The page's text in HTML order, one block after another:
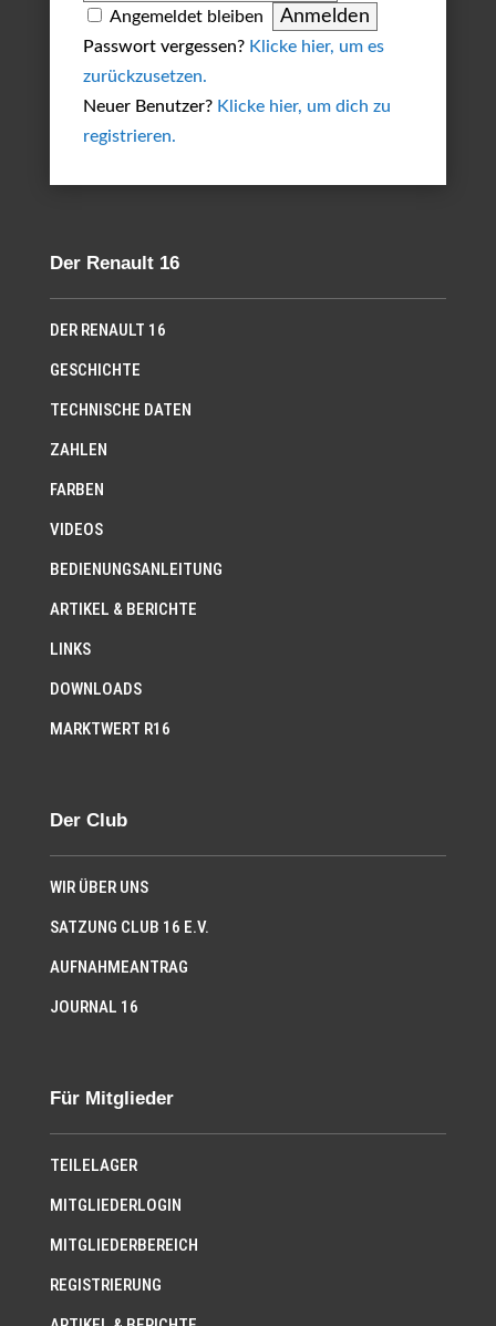
Angemeldet bleiben
Passwort vergessen? Klicke hier, um es
zurückzusetzen.
Neuer Benutzer? Klicke hier, um dich zu
registrieren.
Der Renault 16
DER RENAULT 16
GESCHICHTE
TECHNISCHE DATEN
ZAHLEN
FARBEN
VIDEOS
BEDIENUNGSANLEITUNG
ARTIKEL & BERICHTE
LINKS
DOWNLOADS
MARKTWERT R16
Der Club
WIR ÜBER UNS
SATZUNG CLUB 16 E.V.
AUFNAHMEANTRAG
JOURNAL 16
Für Mitglieder
TEILELAGER
MITGLIEDERLOGIN
MITGLIEDERBEREICH
REGISTRIERUNG